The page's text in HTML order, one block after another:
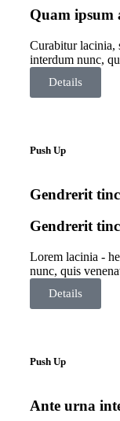
Quam ipsum
Curabitur lacinia,
interdum nunc,
Details
Push Up
Gendrerit
Gendrerit
Lorem lacinia -
nunc, quis
Details
Push Up
Ante urna